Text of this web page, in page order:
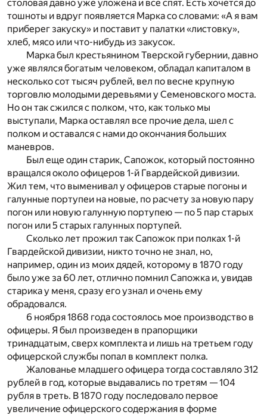
столовая давно уже уложена и все спят. Есть хочется до
тошноты и вдруг появляется Марка со словами: «А я вам
приберег закуску» и поставит у палатки «листовку»,
хлеб, мясо или что-нибудь из закусок.
Марка был крестьянином Тверской губернии, давно
уже являлся богатым человеком, обладал капиталом в
несколько сот тысяч рублей, вел по весне крупную
торговлю молодыми деревьями у Семеновского моста.
Но он так сжился с полком, что, как только мы
выступали, Марка оставлял все прочие дела, шел с
полком и оставался с нами до окончания больших
маневров.
Был еще один старик, Сапожок, который постоянно
вращался около офицеров 1-й Гвардейской дивизии.
Жил тем, что выменивал у офицеров старые погоны и
галунные портупеи на новые, по расчету за новую пару
погон или новую галунную портупею — по 5 пар старых
погон или 5 старых галунных портупей.
Сколько лет прожил так Сапожок при полках 1-й
Гвардейской дивизии, никто точно не знал, но,
например, один из моих дядей, которому в 1870 году
было уже за 60 лет, отлично помнил Сапожка и, увидав
старика у меня, сразу его узнал и очень ему
обрадовался.
6 ноября 1868 года состоялось мое производство в
офицеры. Я был произведен в прапорщики
тринадцатым, сверх комплекта и лишь на третьем году
офицерской службы попал в комплект полка.
Жалованье младшего офицера тогда составляло 312
рублей в год, которые выдавались по третям — 104
рубля в треть. В 1870 году последовало первое
увеличение офицерского содержания в форме